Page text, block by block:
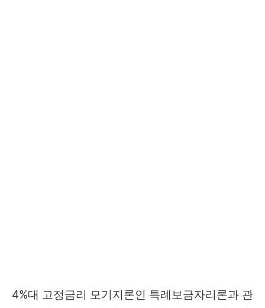
4%대 고정금리 모기지론인 특례보금자리론과 관